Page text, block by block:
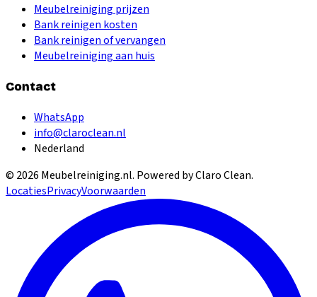
Meubelreiniging prijzen
Bank reinigen kosten
Bank reinigen of vervangen
Meubelreiniging aan huis
Contact
WhatsApp
info@claroclean.nl
Nederland
© 2026 Meubelreiniging.nl. Powered by Claro Clean.
LocatiesPrivacyVoorwaarden